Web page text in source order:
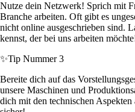
Nutze dein Netzwerk! Sprich mit
Branche arbeiten. Oft gibt es
nicht online ausgeschrieben sind.
kennst, der bei uns arbeiten
✨Tip Nummer 3
Bereite dich auf das
unsere Maschinen und
dich mit den technischen